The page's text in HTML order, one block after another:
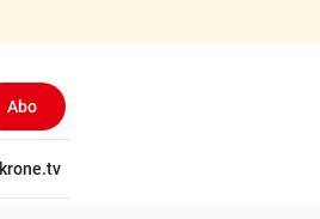
Abo
krone.tv